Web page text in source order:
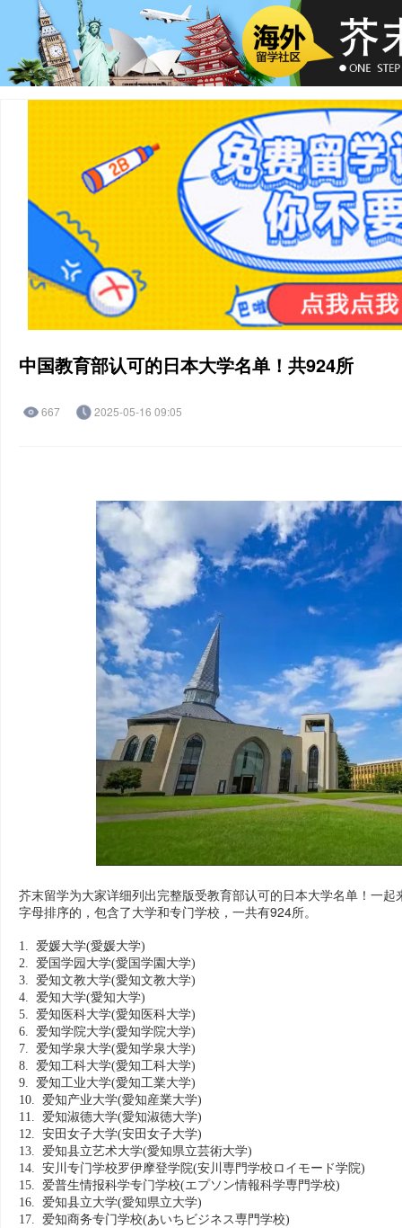
中国教育部认可的日本大学名单！共924所
667 2025-05-16 09:05
芥末留学为大家详细列出完整版受教育部认可的日本大学名单！一起
字母排序的，包含了大学和专门学校，一共有924所。
1. 爱媛大学(愛媛大学)
2. 爱国学园大学(愛国学園大学)
3. 爱知文教大学(愛知文教大学)
4. 爱知大学(愛知大学)
5. 爱知医科大学(愛知医科大学)
6. 爱知学院大学(愛知学院大学)
7. 爱知学泉大学(愛知学泉大学)
8. 爱知工科大学(愛知工科大学)
9. 爱知工业大学(愛知工業大学)
10. 爱知产业大学(愛知産業大学)
11. 爱知淑德大学(愛知淑徳大学)
12. 安田女子大学(安田女子大学)
13. 爱知县立艺术大学(愛知県立芸術大学)
14. 安川专门学校罗伊摩登学院(安川専門学校ロイモード学院)
15. 爱普生情报科学专门学校(エプソン情報科学専門学校)
16. 爱知县立大学(愛知県立大学)
17. 爱知商务专门学校(あいちビジネス専門学校)